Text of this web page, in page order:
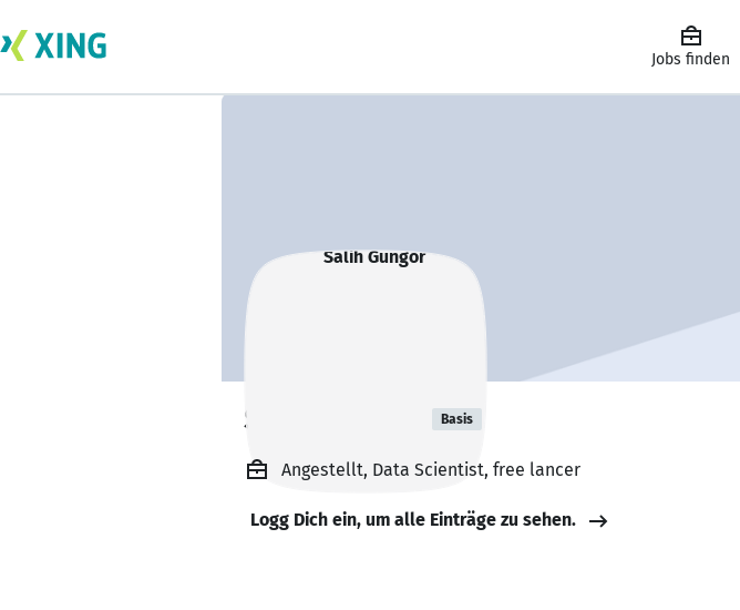
Jobs finden
Salih Güngör Basis
Angestellt, Data Scientist, free lancer
Logg Dich ein, um alle Einträge zu sehen.